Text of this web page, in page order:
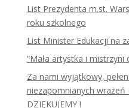
List Prezydenta m.st.
roku szkolnego
List Minister Edukacji na
“Mała artystka i mistrzyni
Za nami wyjątkowy,
niezapomnianych wrażeń
DZIĘKUJEMY !